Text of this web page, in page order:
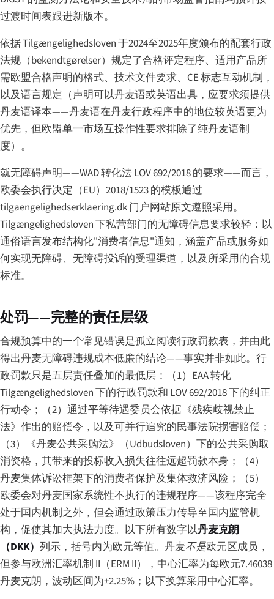
过渡时间表跟进新版本。
依据 Tilgængelighedsloven 于2024至2025年度颁布的配套行政
法规（bekendtgørelser）规定了合格评定程序、适用产品所
需欧盟合格声明的格式、技术文件要求、CE 标志互动机制，
以及语言规定（声明可以丹麦语或英语出具，应要求须提供
丹麦语译本——丹麦语在丹麦行政程序中的地位较英语更为
优先，但欧盟单一市场互操作性要求排除了纯丹麦语制
度）。
就无障碍声明——WAD 转化法 LOV 692/2018 的要求——而言，
欧委会执行决定（EU）2018/1523 的模板通过
tilgaengelighedserklaering.dk 门户网站原文遵照采用。
Tilgængelighedsloven 下私营部门的无障碍信息要求较轻：以
通俗语言发布结构化"消费者信息"通知，涵盖产品或服务如
何实现无障碍、无障碍投诉的受理渠道，以及所采用的合规
标准。
处罚——完整的责任层级
合规预算中的一个常见错误是孤立阅读行政罚款表，并由此
得出丹麦无障碍违规成本低廉的结论——事实并非如此。行
政罚款只是五层责任叠加的最低层：（1）EAA 转化
Tilgængelighedsloven 下的行政罚款和 LOV 692/2018 下的纠正
行动令；（2）通过平等待遇委员会依据《残疾歧视禁止
法》作出的赔偿令，以及可并行追究的民事法院损害赔偿；
（3）《丹麦公共采购法》（Udbudsloven）下的公共采购取
消资格，其带来的投标收入损失往往远超罚款本身；（4）
丹麦集体诉讼框架下的消费者保护及集体救济风险；（5）
欧委会对丹麦国家系统性不执行的违规程序——该程序完全
处于国内机制之外，但会通过政策压力传导至国内监管机
构，促使其加大执法力度。以下所有数字以丹麦克朗
（DKK） 列示，括号内为欧元等值。丹麦不是欧元区成员，
但参与欧洲汇率机制 II（ERM II），中心汇率为每欧元7.46038
丹麦克朗，波动区间为±2.25%；以下换算采用中心汇率。